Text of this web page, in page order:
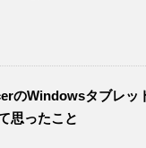
のWindowsタブレッ
思ったこと